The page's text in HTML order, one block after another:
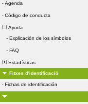
- Agenda
- Código de conducta
Ayuda
- Explicación de los símbolos
- FAQ
Estadísticas
Fitxes d'identificació
- Fichas de identificación